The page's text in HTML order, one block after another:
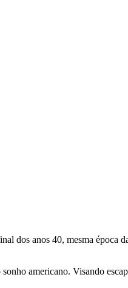
dos anos 40, mesma época
americano. Visando